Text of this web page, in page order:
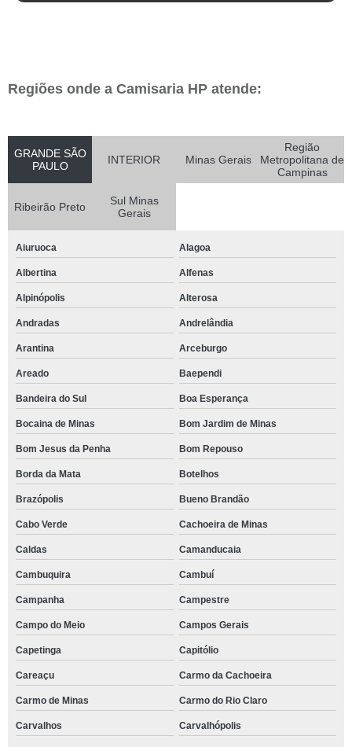
Regiões onde a Camisaria HP atende:
GRANDE SÃO
PAULO
INTERIOR Minas Gerais
Região
Metropolitana de
Campinas
Ribeirão Preto
Sul Minas
Gerais
Aiuruoca Alagoa
Albertina Alfenas
Alpinópolis Alterosa
Andradas Andrelândia
Arantina Arceburgo
Areado Baependi
Bandeira do Sul Boa Esperança
Bocaina de Minas Bom Jardim de Minas
Bom Jesus da Penha Bom Repouso
Borda da Mata Botelhos
Brazópolis Bueno Brandão
Cabo Verde Cachoeira de Minas
Caldas Camanducaia
Cambuquira Cambuí
Campanha Campestre
Campo do Meio Campos Gerais
Capetinga Capitólio
Careaçu Carmo da Cachoeira
Carmo de Minas Carmo do Rio Claro
Carvalhos Carvalhópolis